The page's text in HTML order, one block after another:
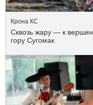
Крона КС
Сквозь жару — к
гору Сугомак